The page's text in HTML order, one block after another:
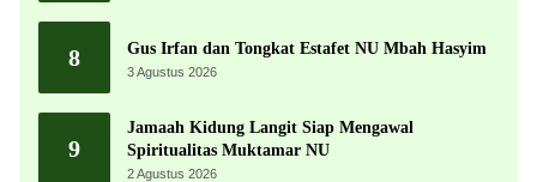
8 Gus Irfan dan Tongkat Estafet NU Mbah Hasyim
3 Agustus 2026
9
Jamaah Kidung Langit Siap Mengawal
Spiritualitas Muktamar NU
2 Agustus 2026